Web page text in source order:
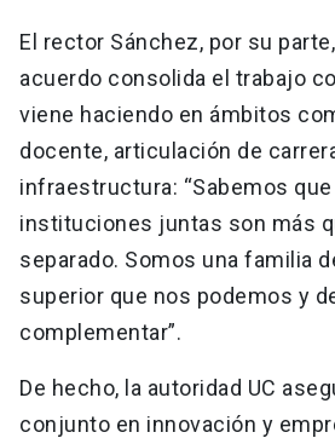
El rector Sánchez, por su
acuerdo consolida el trabajo
viene haciendo en ámbitos
docente, articulación de
infraestructura: “Sabemos
instituciones juntas son más
separado. Somos una familia
superior que nos podemos y
complementar”.
De hecho, la autoridad UC
conjunto en innovación y